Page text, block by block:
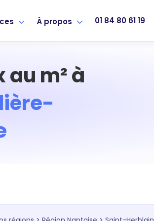
À propos 01 84 80 61 19
m² à